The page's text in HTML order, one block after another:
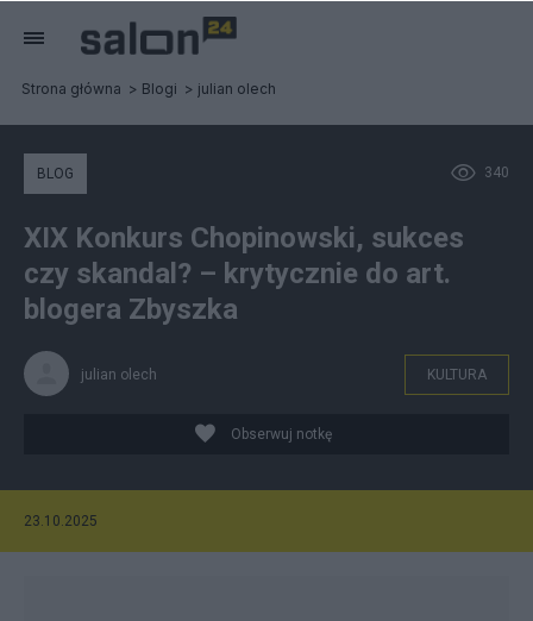
Strona główna Blogi julian olech
340
BLOG
XIX Konkurs Chopinowski, sukces
czy skandal? – krytycznie do art.
blogera Zbyszka
julian olech KULTURA
Obserwuj notkę
23.10.2025